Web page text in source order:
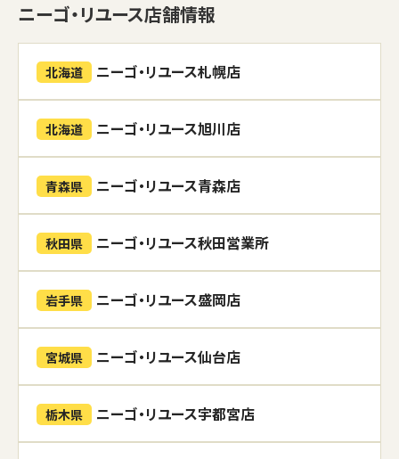
ニーゴ・リユース店舗情報
北海道 ニーゴ・リユース札幌店
北海道 ニーゴ・リユース旭川店
青森県 ニーゴ・リユース青森店
秋田県 ニーゴ・リユース秋田営業所
岩手県 ニーゴ・リユース盛岡店
宮城県 ニーゴ・リユース仙台店
栃木県 ニーゴ・リユース宇都宮店